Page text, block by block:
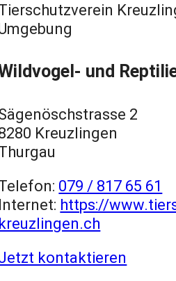
und
2
Kreuzlingen
079 / 817 65 61
Internet: https://
kreuzlingen.ch
kontaktieren